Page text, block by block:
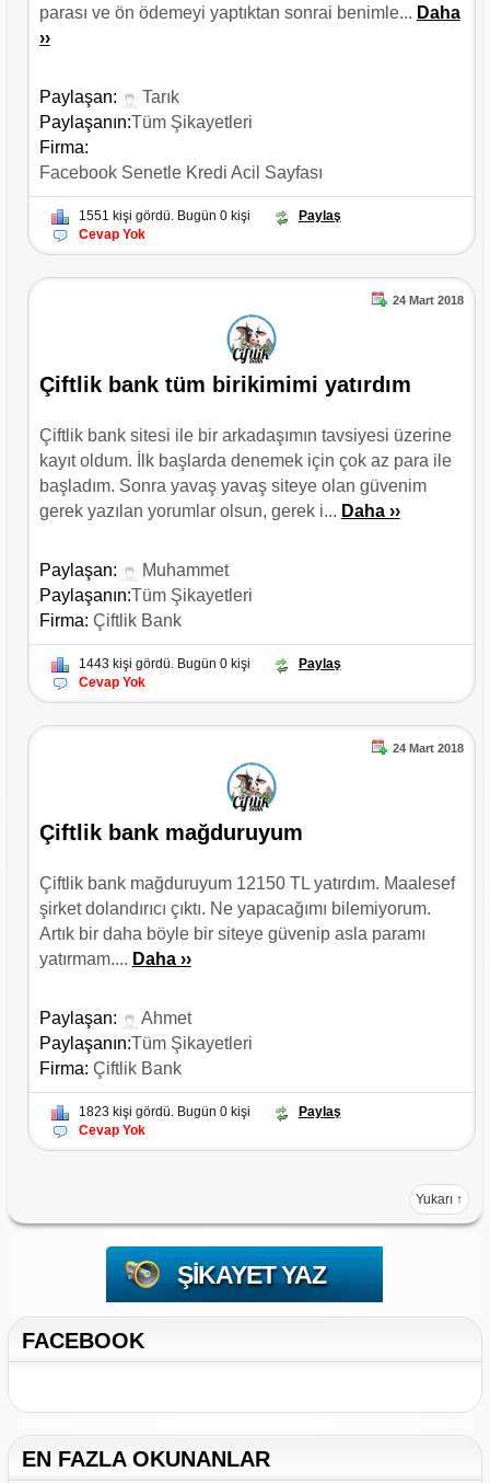
parası ve ön ödemeyi yaptıktan sonrai benimle... Daha
››
Paylaşan:
Tarık
Paylaşanın:Tüm Şikayetleri
Firma:
Facebook Senetle Kredi Acil Sayfası
1551 kişi gördü. Bugün 0 kişi
Paylaş
Cevap Yok
24 Mart 2018
Çiftlik bank tüm birikimimi yatırdım
Çiftlik bank sitesi ile bir arkadaşımın tavsiyesi üzerine
kayıt oldum. İlk başlarda denemek için çok az para ile
başladım. Sonra yavaş yavaş siteye olan güvenim
gerek yazılan yorumlar olsun, gerek i... Daha ››
Paylaşan:
Muhammet
Paylaşanın:Tüm Şikayetleri
Firma: Çiftlik Bank
1443 kişi gördü. Bugün 0 kişi
Paylaş
Cevap Yok
24 Mart 2018
Çiftlik bank mağduruyum
Çiftlik bank mağduruyum 12150 TL yatırdım. Maalesef
şirket dolandırıcı çıktı. Ne yapacağımı bilemiyorum.
Artık bir daha böyle bir siteye güvenip asla paramı
yatırmam.... Daha ››
Paylaşan:
Ahmet
Paylaşanın:Tüm Şikayetleri
Firma: Çiftlik Bank
1823 kişi gördü. Bugün 0 kişi
Paylaş
Cevap Yok
Yukarı ↑
ŞIKAYET YAZ
FACEBOOK
EN FAZLA OKUNANLAR